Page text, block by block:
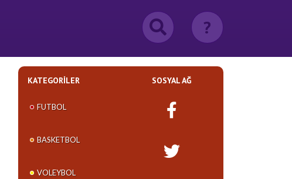
?
KATEGORILER
FUTBOL
BASKETBOL
VOLEYBOL
SOSYAL AĞ